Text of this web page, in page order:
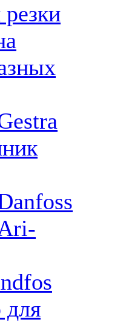
для